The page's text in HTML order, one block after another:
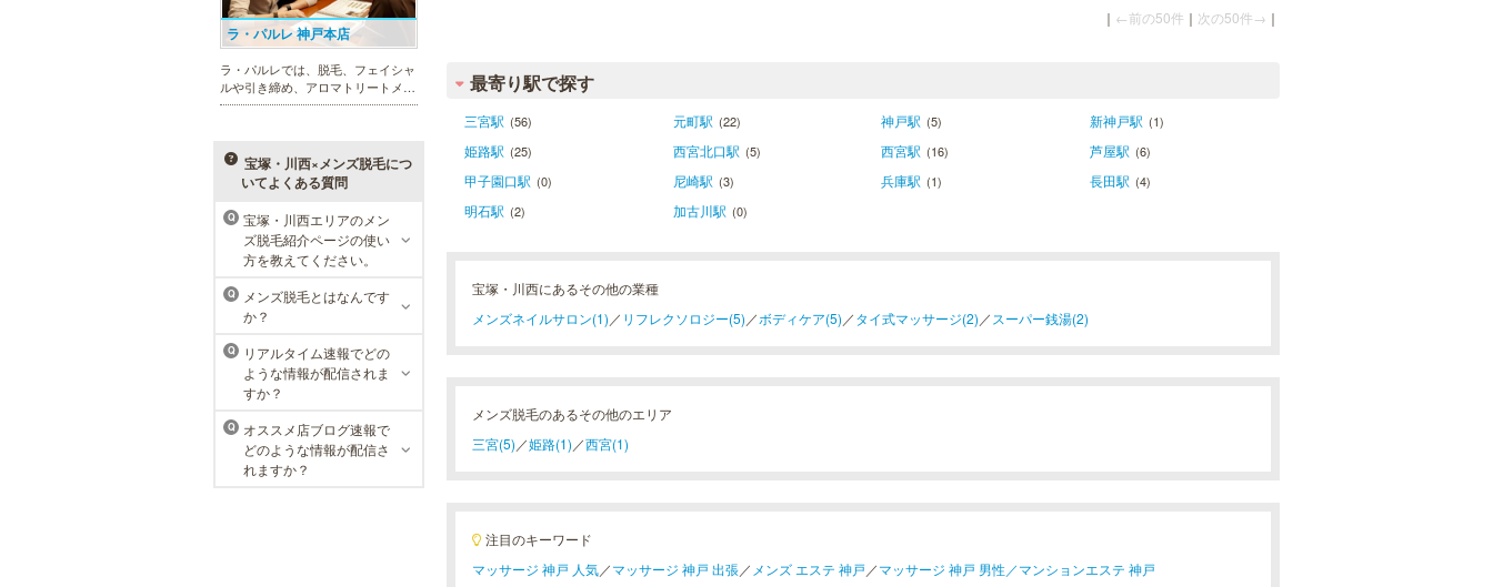
ラ・パルレ 神戸本店
ラ・パルレでは、脱毛、フェイシャ
ルや引き締め、アロマトリートメン
ト、本格的なダイエットコース等、
回限定体験コースも多数取り揃えて
おります。
MEN’S TBC ミント神戸三宮店
メンズTBCは、ヒゲ脱毛やからだ脱
毛、ボディ引き締め、フェイシャル
等、清潔感を保ちたい方や、お手入
れを楽に済ませたい方を全力でサポ
ート致します。各種体験コースもご
用意し、お待ちしております。
宝塚・川西×メンズ脱毛につ
いてよくある質問
Q
宝塚・川西エリアのメン
ズ脱毛紹介ページの使い
方を教えてください。
Q
メンズ脱毛とはなんです
か？
Q
リアルタイム速報でどの
ような情報が配信されま
すか？
Q
オススメ店ブログ速報で
どのような情報が配信さ
れますか？
｜ ←前の50件 ｜ 次の50件→ ｜
最寄り駅で探す
三宮駅 (56) 元町駅 (22) 神戸駅 (5) 新神戸駅 (1)
姫路駅 (25) 西宮北口駅 (5) 西宮駅 (16) 芦屋駅 (6)
甲子園口駅 (0) 尼崎駅 (3) 兵庫駅 (1) 長田駅 (4)
明石駅 (2) 加古川駅 (0)
宝塚・川西にあるその他の業種
メンズネイルサロン(1) ／ リフレクソロジー(5) ／ボディケア(5) ／タイ式マッサージ(2) ／ スーパー銭湯(2)
メンズ脱毛のあるその他のエリア
三宮(5) ／姫路(1) ／西宮(1)
注目のキーワード
マッサージ 神戸 人気／マッサージ 神戸 出張／ メンズ エステ 神戸／マッサージ 神戸 男性／マンションエステ 神戸